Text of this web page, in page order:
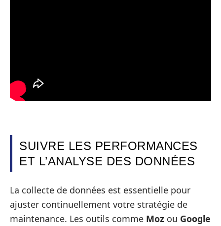
SUIVRE LES PERFORMANCES
ET L’ANALYSE DES DONNÉES
La collecte de données est essentielle pour
ajuster continuellement votre stratégie de
maintenance. Les outils comme Moz ou Google